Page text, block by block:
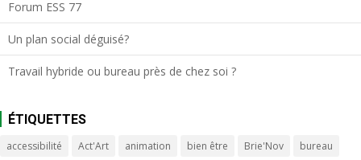
Forum ESS 77
Un plan social déguisé?
Travail hybride ou bureau près de chez soi ?
ÉTIQUETTES
accessibilité Act'Art animation bien être Brie'Nov
bureau